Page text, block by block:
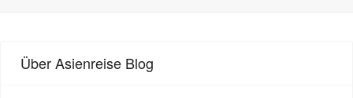
Über Asienreise Blog